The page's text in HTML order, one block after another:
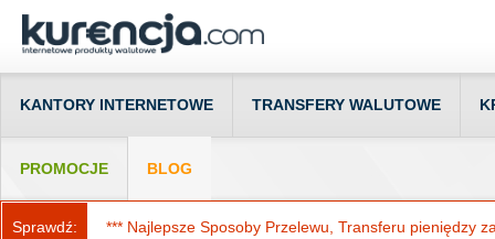
KANTORY INTERNETOWE TRANSFERY WALUTOWE
PROMOCJE BLOG
Sprawdź: *** Najlepsze Sposoby Przelewu, Transferu pieniędzy